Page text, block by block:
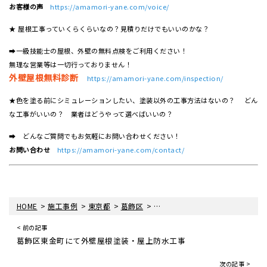
お客様の声 https://amamori-yane.com/voice/
★ 屋根工事っていくらくらいなの？見積りだけでもいいのかな？
➡一級技能士の屋根、外壁の無料点検をご利用ください！
無理な営業等は一切行っておりません！
外壁屋根無料診断 https://amamori-yane.com/inspection/
★色を塗る前にシミュレーションしたい、塗装以外の工事方法はないの？ どん
な工事がいいの？ 業者はどうやって選べばいいの？
➡ どんなご質問でもお気軽にお問い合わせください！
お問い合わせ
https://amamori-yane.com/contact/
HOME >施工事例 > 東京都 > 葛飾区 > 葛飾区東水元にて外壁屋根塗装
< 前の記事
葛飾区東金町にて外壁屋根塗装・屋上防水工事
次の記事 >